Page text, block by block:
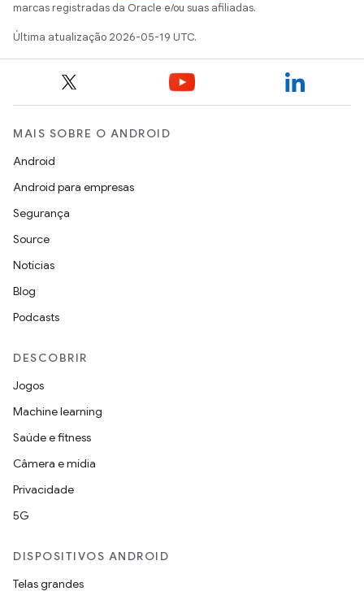
marcas registradas da Oracle e/ou suas afiliadas.
Última atualização 2026-05-19 UTC.
MAIS SOBRE O ANDROID
Android
Android para empresas
Segurança
Source
Notícias
Blog
Podcasts
DESCOBRIR
Jogos
Machine learning
Saúde e fitness
Câmera e mídia
Privacidade
5G
DISPOSITIVOS ANDROID
Telas grandes